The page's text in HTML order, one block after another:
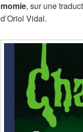
momie, sur une
d’Oriol Vidal.